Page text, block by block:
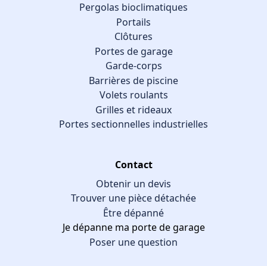
Pergolas bioclimatiques
Portails
Clôtures
Portes de garage
Garde-corps
Barrières de piscine
Volets roulants
Grilles et rideaux
Portes sectionnelles industrielles
Contact
Obtenir un devis
Trouver une pièce détachée
Être dépanné
Je dépanne ma porte de garage
Poser une question